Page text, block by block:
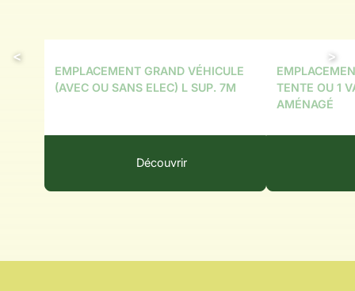
EMPLACEMENT GRAND VÉHICULE
(AVEC OU SANS ELEC) L SUP. 7M
Découvrir
TENTE OU 1
AMÉNAGÉ